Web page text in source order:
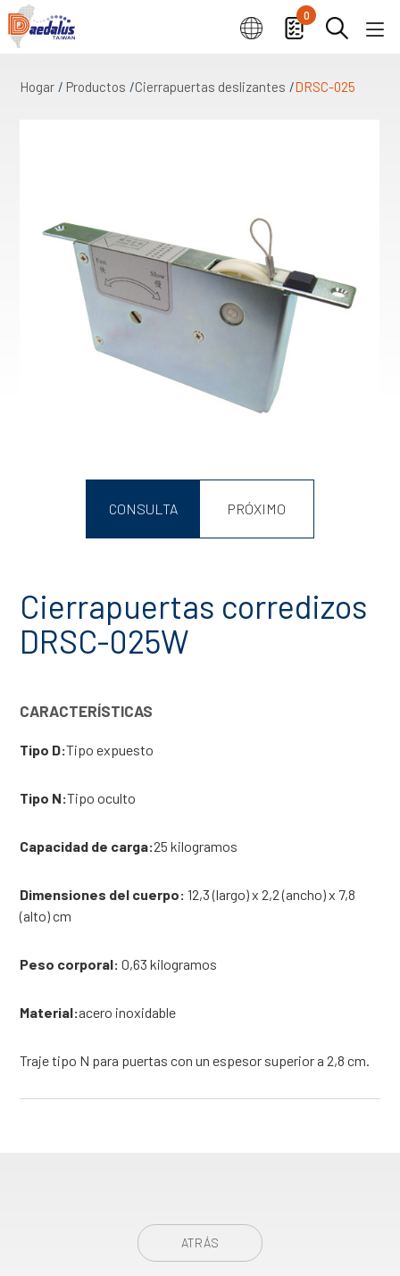
0
Hogar Productos Cierrapuertas deslizantes DRSC-025
CONSULTA PRÓXIMO
Cierrapuertas corredizos
DRSC-025W
CARACTERÍSTICAS
Tipo D:Tipo expuesto
Tipo N:Tipo oculto
Capacidad de carga:25 kilogramos
Dimensiones del cuerpo: 12,3 (largo) x 2,2 (ancho) x 7,8
(alto) cm
Peso corporal: 0,63 kilogramos
Material:acero inoxidable
Traje tipo N para puertas con un espesor superior a 2,8 cm.
ATRÁS